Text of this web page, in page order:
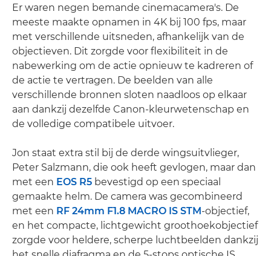
Er waren negen bemande cinemacamera's. De
meeste maakte opnamen in 4K bij 100 fps, maar
met verschillende uitsneden, afhankelijk van de
objectieven. Dit zorgde voor flexibiliteit in de
nabewerking om de actie opnieuw te kadreren of
de actie te vertragen. De beelden van alle
verschillende bronnen sloten naadloos op elkaar
aan dankzij dezelfde Canon-kleurwetenschap en
de volledige compatibele uitvoer.
Jon staat extra stil bij de derde wingsuitvlieger,
Peter Salzmann, die ook heeft gevlogen, maar dan
met een EOS R5 bevestigd op een speciaal
gemaakte helm. De camera was gecombineerd
met een RF 24mm F1.8 MACRO IS STM -objectief,
en het compacte, lichtgewicht groothoekobjectief
zorgde voor heldere, scherpe luchtbeelden dankzij